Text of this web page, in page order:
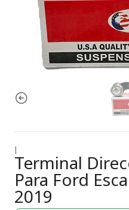
|
Terminal
Para Ford
2019